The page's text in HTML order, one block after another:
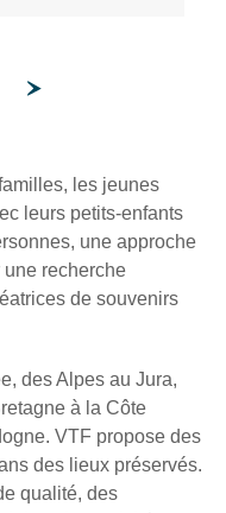
les jeunes
leurs petits-enfants
une approche
recherche
de souvenirs
des Alpes au Jura,
à la Côte
VTF propose des
des lieux préservés.
qualité, des